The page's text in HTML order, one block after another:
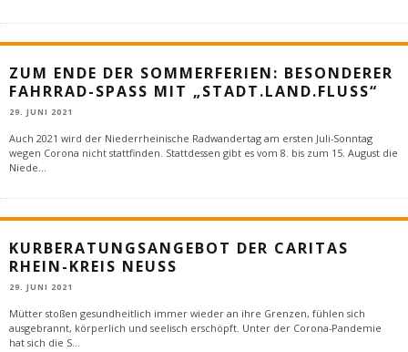
ZUM ENDE DER SOMMERFERIEN: BESONDERER
FAHRRAD-SPASS MIT „STADT.LAND.FLUSS“
29. JUNI 2021
Auch 2021 wird der Niederrheinische Radwandertag am ersten Juli-Sonntag
wegen Corona nicht stattfinden. Stattdessen gibt es vom 8. bis zum 15. August die
Niede
KURBERATUNGSANGEBOT DER CARITAS
RHEIN-KREIS NEUSS
29. JUNI 2021
Mütter stoßen gesundheitlich immer wieder an ihre Grenzen, fühlen sich
ausgebrannt, körperlich und seelisch erschöpft. Unter der Corona-Pandemie
hat sich die S